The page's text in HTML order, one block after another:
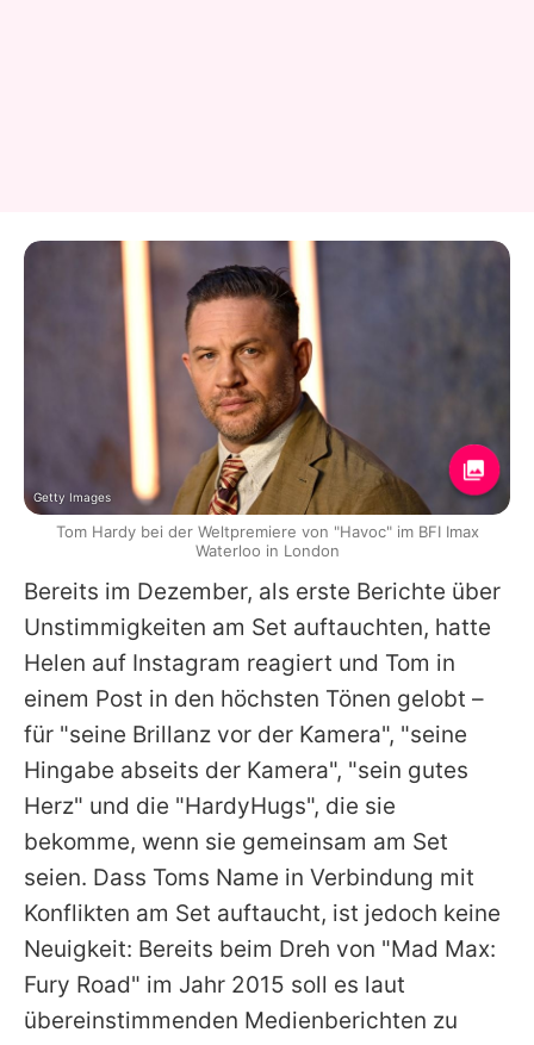
Bereits im Dezember, als erste Berichte über
Unstimmigkeiten am Set auftauchten, hatte
Helen auf Instagram reagiert und Tom in
einem Post in den höchsten Tönen gelobt –
für "seine Brillanz vor der Kamera", "seine
Hingabe abseits der Kamera", "sein gutes
Herz" und die "HardyHugs", die sie
bekomme, wenn sie gemeinsam am Set
seien. Dass Toms Name in Verbindung mit
Konflikten am Set auftaucht, ist jedoch keine
Neuigkeit: Bereits beim Dreh von "Mad Max:
Fury Road" im Jahr 2015 soll es laut
übereinstimmenden Medienberichten zu
Getty Images
Tom Hardy bei der Weltpremiere von "Havoc" im BFI Imax
Waterloo in London